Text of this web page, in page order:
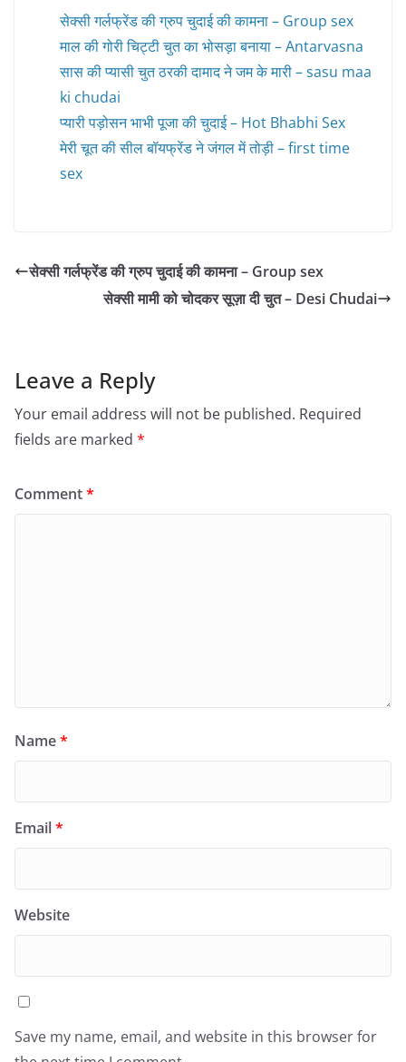
सेक्सी गर्लफ्रेंड की ग्रुप चुदाई की कामना – Group sex
माल की गोरी चिट्टी चुत का भोसड़ा बनाया – Antarvasna
सास की प्यासी चुत ठरकी दामाद ने जम के मारी – sasu maa
ki chudai
प्यारी पड़ोसन भाभी पूजा की चुदाई – Hot Bhabhi Sex
मेरी चूत की सील बॉयफ्रेंड ने जंगल में तोड़ी – first time
sex
सेक्सी गर्लफ्रेंड की ग्रुप चुदाई की कामना – Group sex
सेक्सी मामी को चोदकर सूज़ा दी चुत – Desi Chudai
Leave a Reply
Your email address will not be published. Required
fields are marked *
Comment*
Name*
Email*
Website
Save my name, email, and website in this browser for